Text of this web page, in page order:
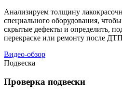
Анализируем толщину
специального оборудования,
скрытые дефекты и определить,
перекраске или ремонту после
Видео-обзор
Подвеска
Проверка подвески